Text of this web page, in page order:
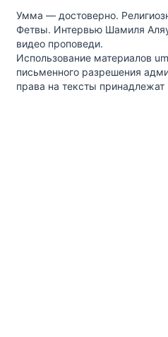
Умма — достоверно.
Фетвы. Интервью Шамиля
видео проповеди.
Использование материалов
письменного разрешения
права на тексты принадлежат